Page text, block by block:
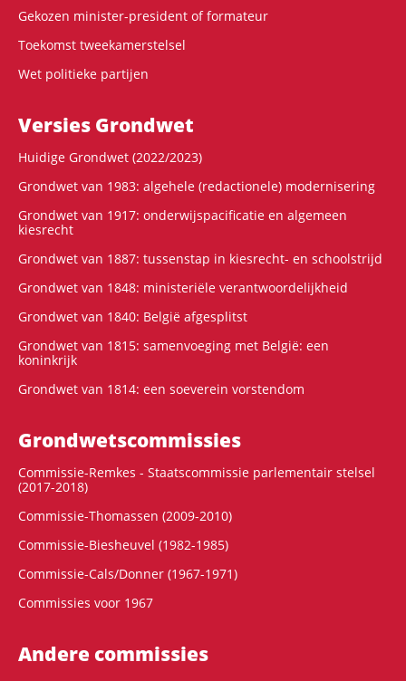
Gekozen minister-president of formateur
Toekomst tweekamerstelsel
Wet politieke partijen
Versies Grondwet
Huidige Grondwet (2022/2023)
Grondwet van 1983: algehele (redactionele) modernisering
Grondwet van 1917: onderwijspacificatie en algemeen
kiesrecht
Grondwet van 1887: tussenstap in kiesrecht- en schoolstrijd
Grondwet van 1848: ministeriële verantwoordelijkheid
Grondwet van 1840: België afgesplitst
Grondwet van 1815: samenvoeging met België: een
koninkrijk
Grondwet van 1814: een soeverein vorstendom
Grondwets­commissies
Commissie-Remkes - Staatscommissie parlementair stelsel
(2017-2018)
Commissie-Thomassen (2009-2010)
Commissie-Biesheuvel (1982-1985)
Commissie-Cals/Donner (1967-1971)
Commissies voor 1967
Andere commissies